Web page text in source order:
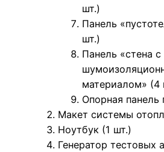
шт.)
Панель
шт.)
Панель «стена с
материалом» (4
Опорная панель
Макет системы
Ноутбук (1 шт.)
Генератор тестовых